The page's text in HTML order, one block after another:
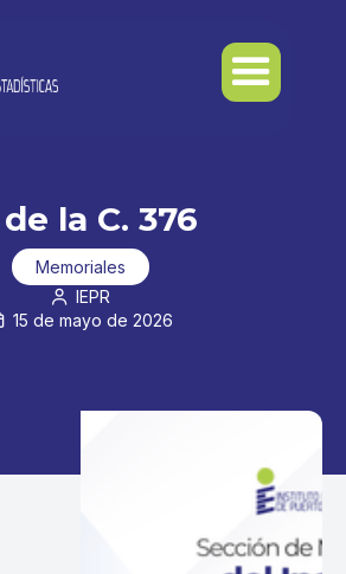
de la C. 376
Memoriales
 IEPR
15 de mayo de 2026